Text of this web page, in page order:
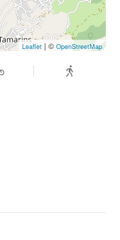
Leaflet | ©OpenStreetMap